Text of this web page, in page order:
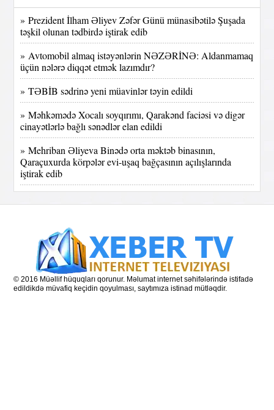
» Prezident İlham Əliyev Zəfər Günü münasibətilə Şuşada
təşkil olunan tədbirdə iştirak edib
» Avtomobil almaq istəyənlərin NƏZƏRİNƏ: Aldanmamaq
üçün nələrə diqqət etmək lazımdır?
» TƏBİB sədrinə yeni müavinlər təyin edildi
» Məhkəmədə Xocalı soyqırımı, Qarakənd faciəsi və digər
cinayətlərlə bağlı sənədlər elan edildi
» Mehriban Əliyeva Binədə orta məktəb binasının,
Qaraçuxurda körpələr evi-uşaq bağçasının açılışlarında
iştirak edib
© 2016 Müəllif hüquqları qorunur. Məlumat internet səhifələrində istifadə
edildikdə müvafiq keçidin qoyulması, saytımıza istinad mütləqdir.